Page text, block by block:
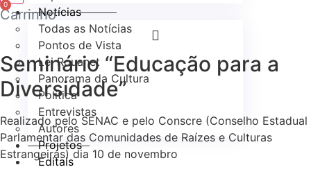
Notícias
Todas as Notícias
Pontos de Vista
Lei Rouanet
Panorama da Cultura
Política
Entrevistas
Autores
Projetos
Editais
0
Carrinho
Seminário “Educação para a
Diversidade”
Realizado pelo SENAC e pelo Conscre (Conselho Estadual
Parlamentar das Comunidades de Raízes e Culturas
Estrangeiras) dia 10 de novembro